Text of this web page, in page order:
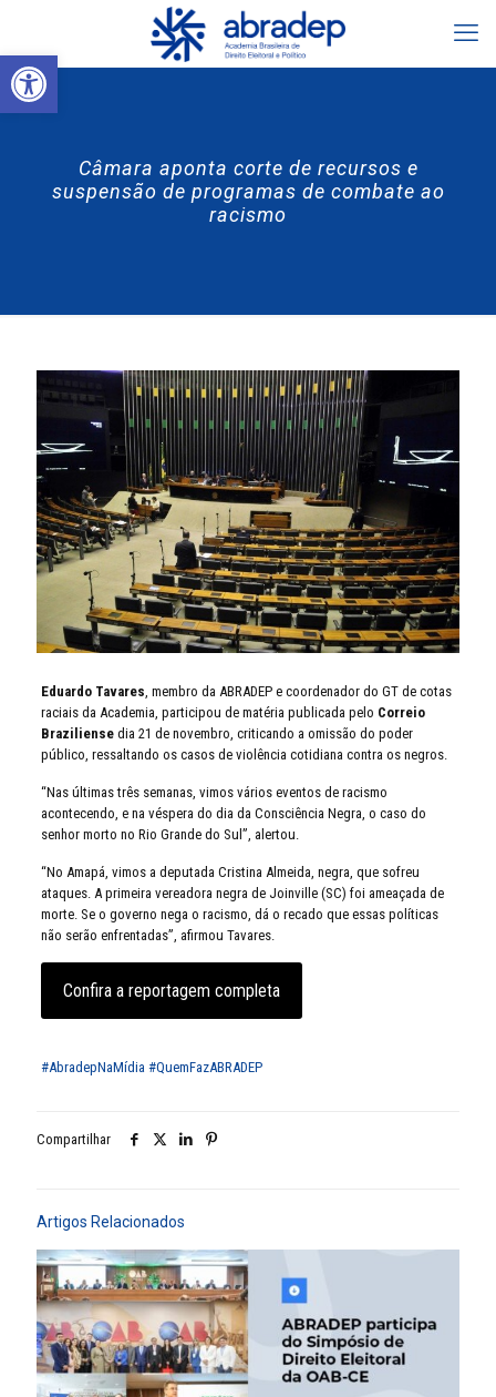
Abrir a barra de ferramentas
Câmara aponta corte de recursos e
suspensão de programas de combate ao
racismo
Eduardo Tavares , membro da ABRADEP e coordenador do GT de cotas
raciais da Academia, participou de matéria publicada pelo Correio
Braziliensedia 21 de novembro, criticando a omissão do poder
público, ressaltando os casos de violência cotidiana contra os negros.
“Nas últimas três semanas, vimos vários eventos de racismo
acontecendo, e na véspera do dia da Consciência Negra, o caso do
senhor morto no Rio Grande do Sul”, alertou.
“No Amapá, vimos a deputada Cristina Almeida, negra, que sofreu
ataques. A primeira vereadora negra de Joinville (SC) foi ameaçada de
morte. Se o governo nega o racismo, dá o recado que essas políticas
não serão enfrentadas”, afirmou Tavares.
Confira a reportagem completa
#AbradepNaMídia #QuemFazABRADEP
Compartilhar
Artigos Relacionados